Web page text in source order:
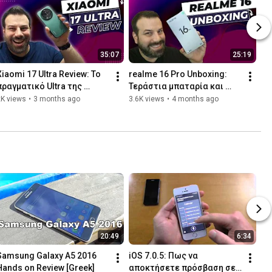
35:07
17 Ultra Review: Το
Ultra της
αγοράς!
views • 3 months ago
25:19
realme 16 Pro Unboxing:
Τεράστια μπαταρία και
200MP κάμερα στη μεσαία
3.6K views • 4 months ago
20:49
Galaxy A5 2016
on Review [Greek]
6:34
iOS 7.0.5: Πως να
αποκτήσετε πρόσβαση σε